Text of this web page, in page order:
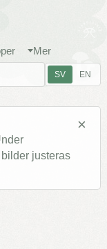
Mer
SV EN
justeras
×